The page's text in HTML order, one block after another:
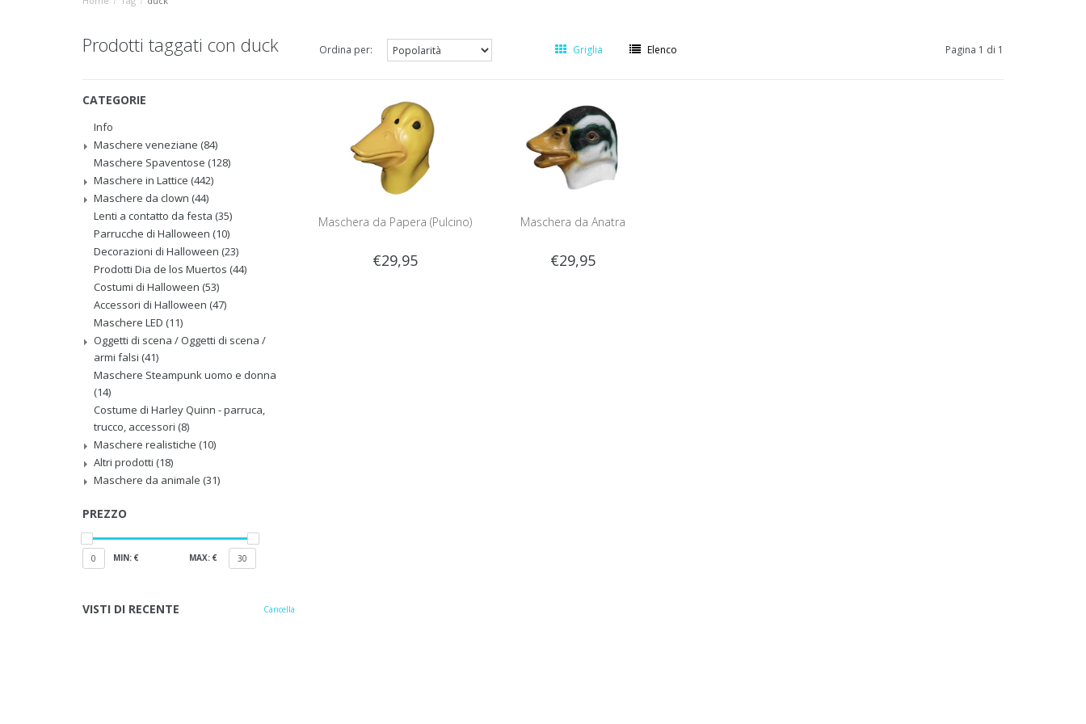
Prodotti taggati con duck Ordina per: Griglia Elenco Pagina 1 di 1
CATEGORIE
Info
Maschere veneziane (84)
Maschere Spaventose (128)
Maschere in Lattice (442)
Maschere da clown (44)
Lenti a contatto da festa (35)
Parrucche di Halloween (10)
Decorazioni di Halloween (23)
Prodotti Dia de los Muertos (44)
Costumi di Halloween (53)
Accessori di Halloween (47)
Maschere LED (11)
Oggetti di scena / Oggetti di scena /
armi falsi (41)
Maschere Steampunk uomo e donna
(14)
Costume di Harley Quinn - parruca,
trucco, accessori (8)
Maschere realistiche (10)
Altri prodotti (18)
Maschere da animale (31)
PREZZO
0 MIN: € MAX: € 30
VISTI DI RECENTE Cancella
Maschera da Papera (Pulcino)
€29,95
Maschera da Anatra
€29,95